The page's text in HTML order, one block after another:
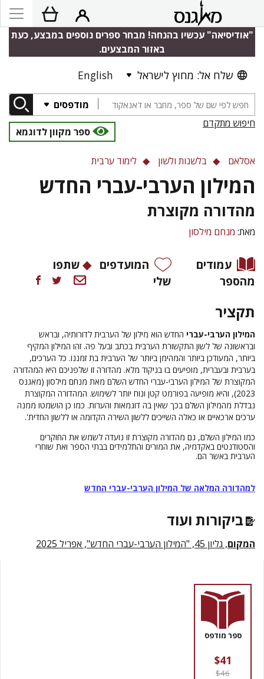
"אודיסיאה" עכשיו בהנחה! מבחר ספרים נוספים במבצע, כעת
באזור המבצעים.
שלח אל: מחוץ לישראל English
מודפסים
חיפוש מתקדם
ספר מקוון לדוגמא
אסלאם בלשנות ולשון לימוד ערבית
המילון הערבי-עברי החדש
מהדורה מקוצרת
מאת: מנחם מילסון
עמודים
מהספר
המועדפים
שלי
שתפו
תקציר
המילון הערבי-עברי החדש הוא מילון של הערבית לדורותיה, ובראש
ובראשונה של לשון התקשורת הערבית בכתב ובעל פה. זהו המילון המקיף
ביותר, המעודכן ביותר והמהימן ביותר של הערבית בת זמננו. כל הערכים,
בערבית ובעברית, מופיעים בו בניקוד מלא. מהדורה זו שלפניכם היא המהדורה
המקוצרת של המילון הערבי-עברי החדש השלם מאת מנחם מילסון (מאגנס
2023), והיא מופיעה בפורמט קטן ונוח יותר לשימוש. המהדורה המקוצרת
נבדלת מהמילון השלם בכך שאין בה דוגמאות והערות. כמו כן הושמטו ממנה
ערכים ארכאיים או כאלה השייכים ללשון השירה הקדומה או ללשון החדית'.
כמו המילון השלם, גם מהדורה מקוצרת זו נועדה לשמש את החוקרים
והסטודנטים באקדמיה, את המורים והתלמידים בבתי הספר ואת שוחרי
הערבית באשר הם.
למהדורה המלאה של המילון הערבי-עברי החדש
ביקורות ועוד
המקום, גליון 45, "המילון הערבי-עברי החדש", אפריל 2025
ספר מודפס
$41
$46